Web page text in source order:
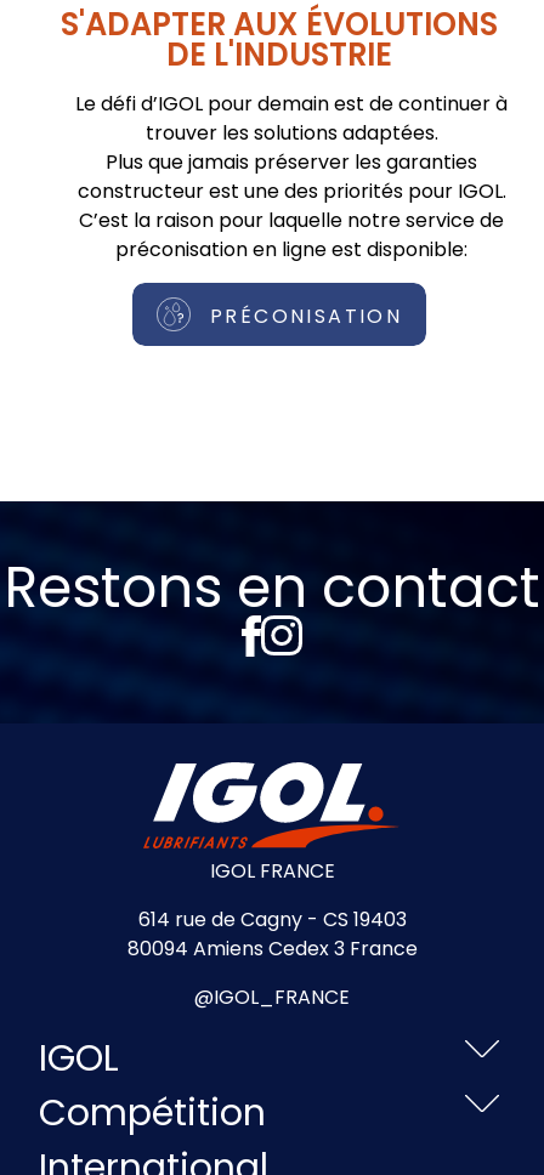
S'ADAPTER AUX ÉVOLUTIONS
DE L'INDUSTRIE
Le défi d’IGOL pour demain est de continuer à
trouver les solutions adaptées.
Plus que jamais préserver les garanties
constructeur est une des priorités pour IGOL.
C’est la raison pour laquelle notre service de
préconisation en ligne est disponible:
PRÉCONISATION
Restons en contact
IGOL FRANCE
614 rue de Cagny - CS 19403
80094 Amiens Cedex 3 France
@IGOL_FRANCE
IGOL
Compétition